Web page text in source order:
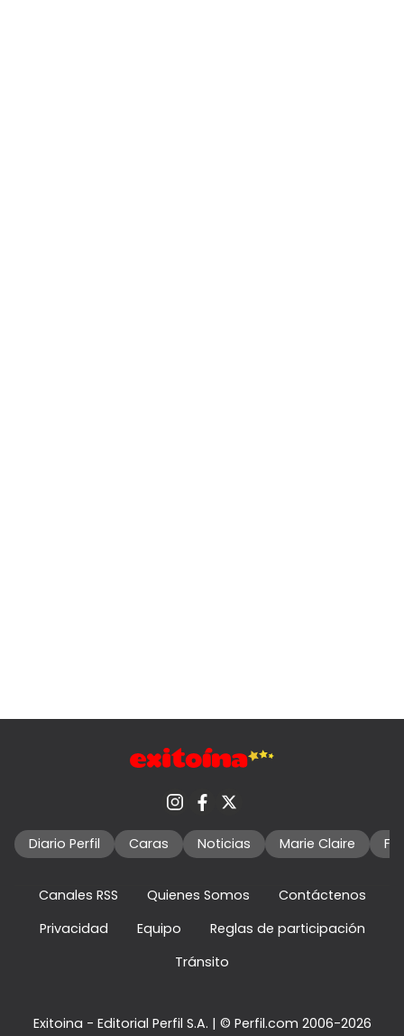
Diario Perfil Caras Noticias Marie Claire
Canales RSS Quienes Somos
Contáctenos
Privacidad
Equipo
Reglas de participación
Tránsito
Exitoina - Editorial Perfil S.A. | © Perfil.com 2006-2026